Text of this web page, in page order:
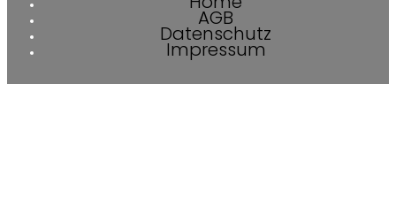
AGB
Datenschutz
Impressum